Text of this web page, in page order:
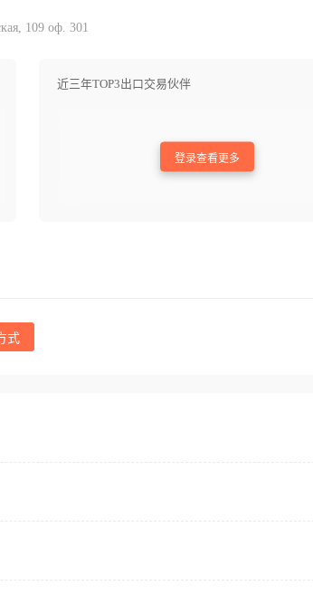
109 оф. 301
近三年TOP3出口交易伙伴
登录查看更多
式